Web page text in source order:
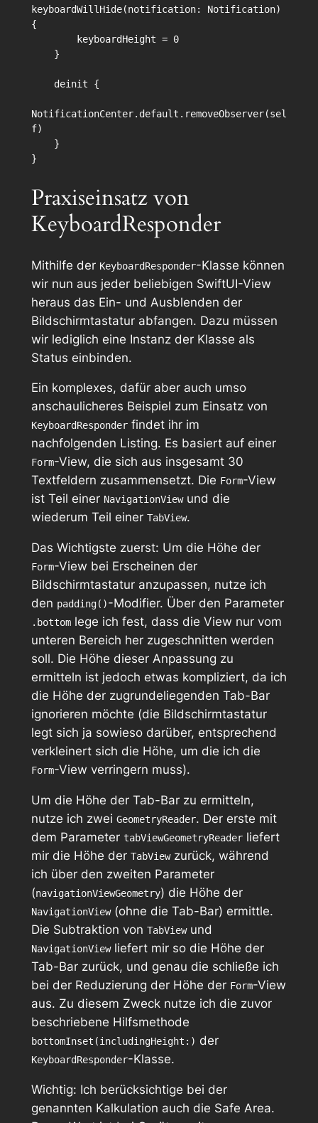
keyboardWillHide(notification: Notification)
{
NotificationCenter.default.removeObserver(sel
f)
Praxiseinsatz von
KeyboardResponder
Mithilfe der KeyboardResponder-Klasse können
wir nun aus jeder beliebigen SwiftUI-View
heraus das Ein- und Ausblenden der
Bildschirmtastatur abfangen. Dazu müssen
wir lediglich eine Instanz der Klasse als
Status einbinden.
Ein komplexes, dafür aber auch umso
anschaulicheres Beispiel zum Einsatz von
KeyboardResponderfindet ihr im
nachfolgenden Listing. Es basiert auf einer
Form-View, die sich aus insgesamt 30
Textfeldern zusammensetzt. Die Form-View
ist Teil einer NavigationViewund die
wiederum Teil einer TabView.
Das Wichtigste zuerst: Um die Höhe der
Form-View bei Erscheinen der
Bildschirmtastatur anzupassen, nutze ich
den padding()-Modifier. Über den Parameter
.bottomlege ich fest, dass die View nur vom
unteren Bereich her zugeschnitten werden
soll. Die Höhe dieser Anpassung zu
ermitteln ist jedoch etwas kompliziert, da ich
die Höhe der zugrundeliegenden Tab-Bar
ignorieren möchte (die Bildschirmtastatur
legt sich ja sowieso darüber, entsprechend
verkleinert sich die Höhe, um die ich die
Form-View verringern muss).
Um die Höhe der Tab-Bar zu ermitteln,
nutze ich zwei GeometryReader. Der erste mit
dem Parameter tabViewGeometryReaderliefert
mir die Höhe der TabViewzurück, während
ich über den zweiten Parameter
(navigationViewGeometry) die Höhe der
NavigationView(ohne die Tab-Bar) ermittle.
Die Subtraktion von TabViewund
NavigationViewliefert mir so die Höhe der
Tab-Bar zurück, und genau die schließe ich
bei der Reduzierung der Höhe der Form-View
aus. Zu diesem Zweck nutze ich die zuvor
beschriebene Hilfsmethode
bottomInset(includingHeight:) der
KeyboardResponder-Klasse.
Wichtig: Ich berücksichtige bei der
genannten Kalkulation auch die Safe Area.